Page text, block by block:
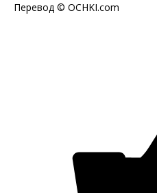
Перевод © OCHKI.com